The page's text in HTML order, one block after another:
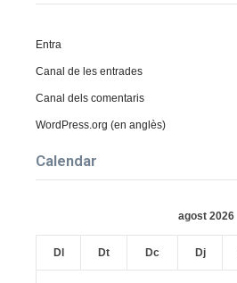
Entra
Canal de les entrades
Canal dels comentaris
WordPress.org (en anglès)
Calendar
agost 2026
Dl Dt Dc Dj